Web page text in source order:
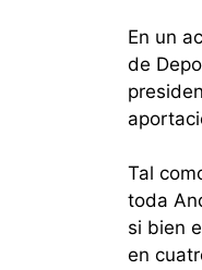
En un
de
Tal
toda
si bien
en